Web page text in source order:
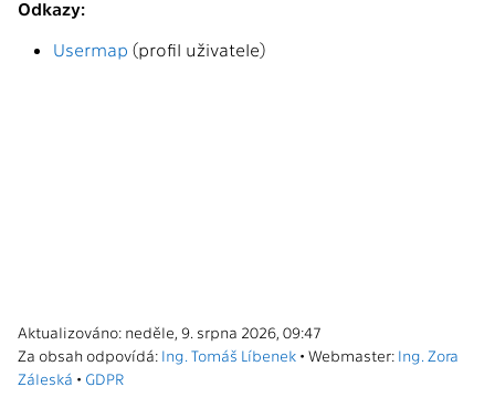
Odkazy:
Usermap (profil uživatele)
Aktualizováno: neděle, 9. srpna 2026, 09:47
Za obsah odpovídá: Ing. Tomáš Líbenek • Webmaster: Ing. Zora
Záleská • GDPR